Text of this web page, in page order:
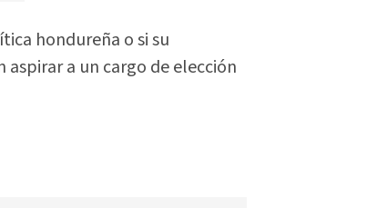
hondureña o si su
a un cargo de elección